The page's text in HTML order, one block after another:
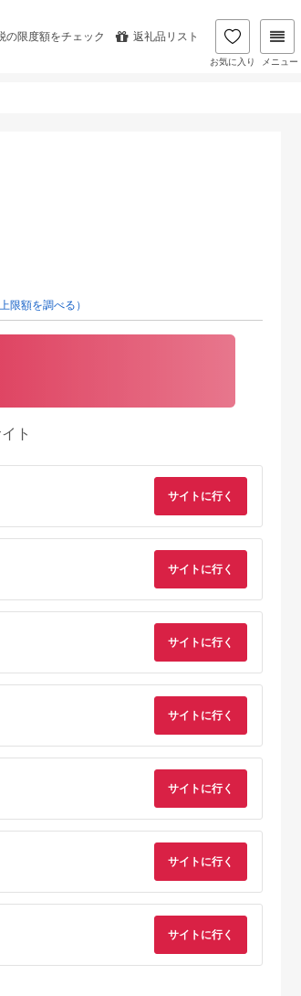
の限度額をチェック 返礼品リスト
お気に入り メニュー
イラルシリ
出典：ふるさとチョイ
【076-03】ロジテッ
ク SeeQVault（シー
キューボルト）対応
出典：ふるさとチョ
ディスプレイスタン
UTS-S7016S
限額を調べる）
ト
サイトに行く
サイトに行く
サイトに行く
サイトに行く
サイトに行く
サイトに行く
サイトに行く